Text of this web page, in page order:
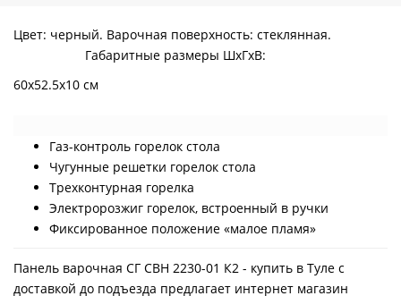
Цвет: черный. Варочная поверхность: стеклянная.
Габаритные размеры ШхГхВ:
60х52.5х10 см
Газ-контроль горелок стола
Чугунные решетки горелок стола
Трехконтурная горелка
Электророзжиг горелок, встроенный в ручки
Фиксированное положение «малое пламя»
Панель варочная СГ СВН 2230-01 К2 - купить в Туле с
доставкой до подъезда предлагает интернет магазин